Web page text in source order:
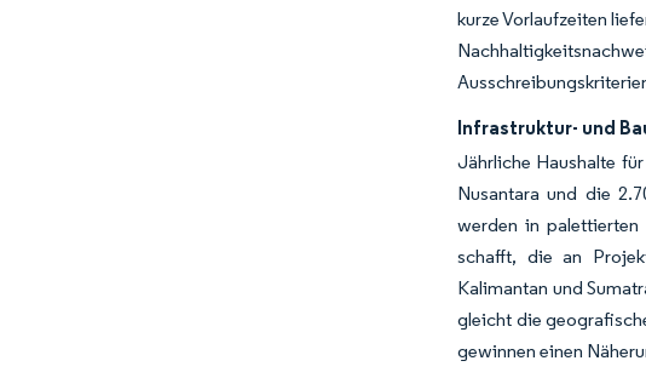
kurze Vorlaufzeiten
Infrastruktur- und
Jährliche Haushalte
Nusantara und die
werden in palettierten
schafft, die an
Kalimantan und
gleicht die
gewinnen einen